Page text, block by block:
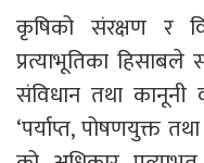
कृषिको संरक्षण र
प्रत्याभूतिका हिसाबले
संविधान तथा कानूनी
‘पर्याप्त, पोषणयुक्त